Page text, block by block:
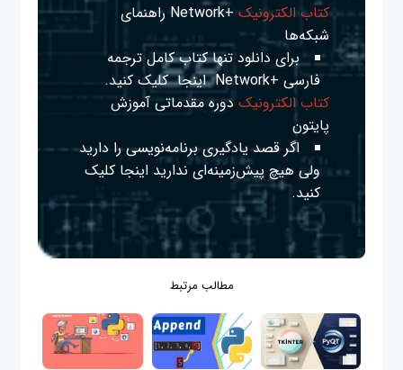
کتاب الکترونیک
+Network راهنمای
شبکه‌ها
برای دانلود تنها کتاب کامل ترجمه
فارسی +Network
اینجا کلیک کنید.
کتاب الکترونیک دوره مقدماتی آموزش
پایتون
اگر قصد یادگیری برنامه‌نویسی را دارید
ولی هیچ پیش‌زمینه‌ای نداریداینجا کلیک
کنید.
مطالب مرتبط